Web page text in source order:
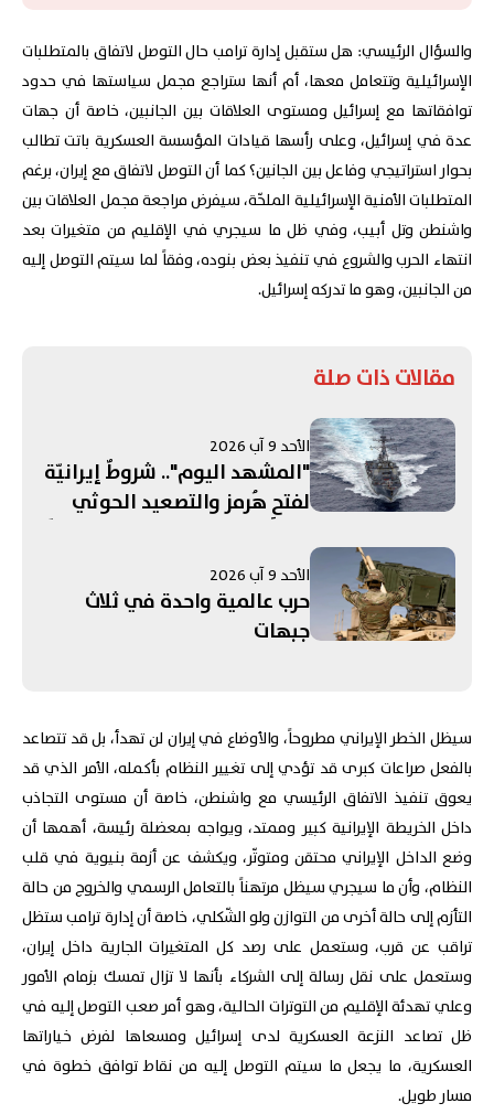
والسؤال الرئيسي: هل ستقبل إدارة ترامب حال التوصل لاتفاق بالمتطلبات
الإسرائيلية وتتعامل معها، أم أنها ستراجع مجمل سياستها في حدود
توافقاتها مع إسرائيل ومستوى العلاقات بين الجانبين، خاصة أن جهات
عدة في إسرائيل، وعلى رأسها قيادات المؤسسة العسكرية باتت تطالب
بحوار استراتيجي وفاعل بين الجانين؟ كما أن التوصل لاتفاق مع إيران، برغم
المتطلبات الأمنية الإسرائيلية الملحّة، سيفرض مراجعة مجمل العلاقات بين
واشنطن وتل أبيب، وفي ظل ما سيجري في الإقليم من متغيرات بعد
انتهاء الحرب والشروع في تنفيذ بعض بنوده، وفقاً لما سيتم التوصل إليه
من الجانبين، وهو ما تدركه إسرائيل.
مقالات ذات صلة
الأحد 9 آب 2026
"المشهد اليوم".. شروطٌ إيرانيّة
لفتحِ هُرمز والتصعيد الحوثي
لزعزعة استقرار إيران...
واستبعاد فرنسا من قائمةِ
الدول للتحقق من نزع سلاح "حزب
الله"
الأحد 9 آب 2026
حرب عالمية واحدة في ثلاث
جبهات
سيظل الخطر الإيراني مطروحاً، والأوضاع في إيران لن تهدأ، بل قد تتصاعد
بالفعل صراعات كبرى قد تؤدي إلى تغيير النظام بأكمله، الأمر الذي قد
يعوق تنفيذ الاتفاق الرئيسي مع واشنطن، خاصة أن مستوى التجاذب
داخل الخريطة الإيرانية كبير وممتد، ويواجه بمعضلة رئيسة، أهمها أن
وضع الداخل الإيراني محتقن ومتوتّر، ويكشف عن أزمة بنيوية في قلب
النظام، وأن ما سيجري سيظل مرتهناً بالتعامل الرسمي والخروج من حالة
التأزم إلى حالة أخرى من التوازن ولو الشّكلي، خاصة أن إدارة ترامب ستظل
تراقب عن قرب، وستعمل على رصد كل المتغيرات الجارية داخل إيران،
وستعمل على نقل رسالة إلى الشركاء بأنها لا تزال تمسك بزمام الأمور
وعلي تهدئة الإقليم من التوترات الحالية، وهو أمر صعب التوصل إليه في
ظل تصاعد النزعة العسكرية لدى إسرائيل ومسعاها لفرض خياراتها
العسكرية، ما يجعل ما سيتم التوصل إليه من نقاط توافق خطوة في
مسار طويل.